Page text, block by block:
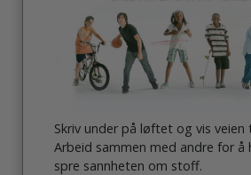
Skriv under på løftet og vis
Arbeid sammen med andre for å
spre sannheten om stoff.